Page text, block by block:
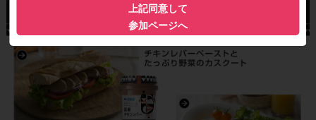
上記同意して
参加ページへ